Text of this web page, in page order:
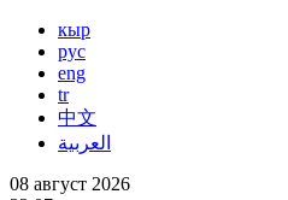
кыр
рус
eng
tr
中文
العربية
08 август 2026